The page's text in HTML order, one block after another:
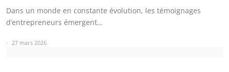
Dans un monde en constante évolution, les témoignages
d’entrepreneurs émergent…
27 mars 2026